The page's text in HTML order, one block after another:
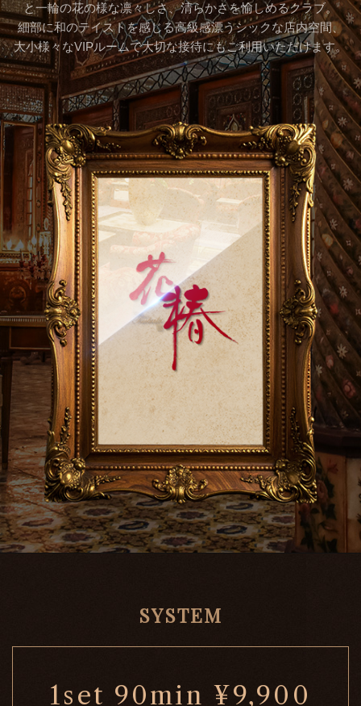
と一輪の花の様な凛々しさ、清らかさを愉しめるクラブ。
細部に和のテイストを感じる高級感漂うシックな店内空間、
大小様々なVIPルームで大切な接待にもご利用いただけます。
SYSTEM
1set 90min ¥9,900